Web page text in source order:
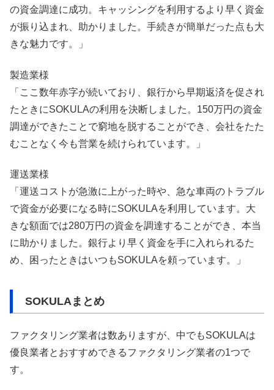
の資金調達に成功。キャッシングを利用するより早く資金
が振り込まれ、助かりました。手続きが簡単だった点も大
きな魅力です。」
製造業様
「ここ数年赤字が続いており、銀行から早期返済を促され
たときにSOKULAの利用を決断しました。150万円の資金
調達ができたことで窮地を脱することができ、会社をたた
むことなく今も営業を続けられています。」
運送業様
「運送コストが急激に上がった時や、急な車両のトラブル
で資金が必要になる時にSOKULAを利用しています。大
きな額面では280万円の資金を調達することができ、本当
に助かりました。銀行より早く資金を手に入れられるた
め、困ったときはいつもSOKULAを頼っています。」
SOKULAまとめ
ファクタリング業者は数ありますが、中でもSOKULAは
優良業者とおすすめできるファクタリング業者の1つで
す。